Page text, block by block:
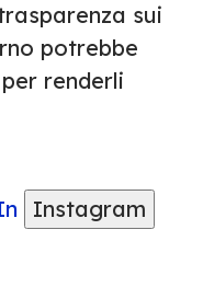
sui
potrebbe
renderli
Instagram